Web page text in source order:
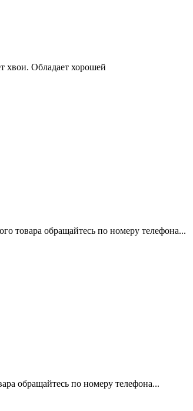
хвои. Обладает хорошей
товара обращайтесь по номеру телефона...
обращайтесь по номеру телефона...